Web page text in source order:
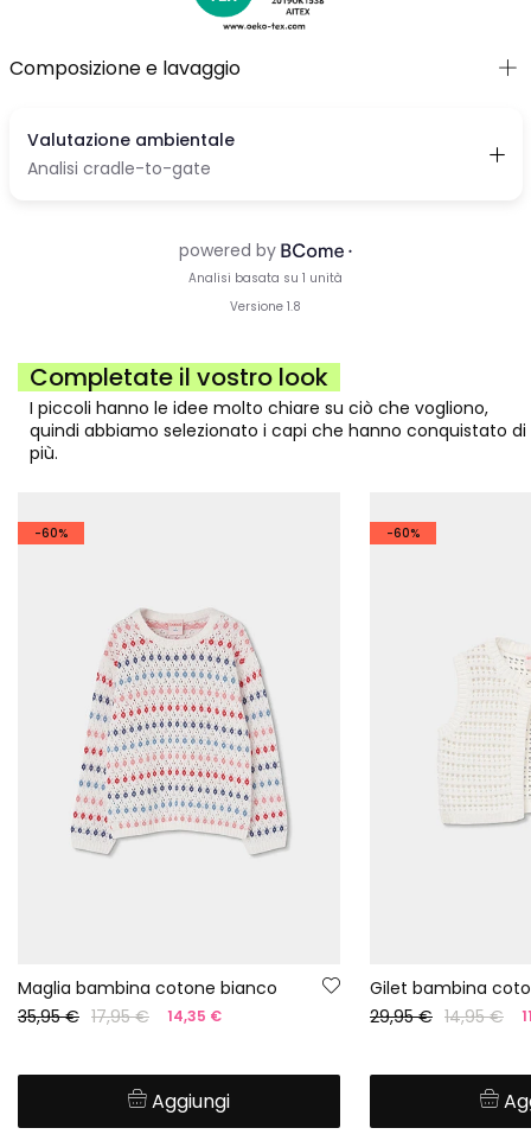
Composizione e lavaggio
Completate il vostro look
I piccoli hanno le idee molto chiare su ciò che vogliono,
quindi abbiamo selezionato i capi che hanno conquistato di
più.
-60%
Maglia bambina cotone bianco
35,95 € 17,95 € 14,35 €
Aggiungi
-60%
Gilet bambina
29,95 € 14,95 €